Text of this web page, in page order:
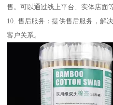
售。可以通过线上平台、实体店面
10. 售后服务：提供售后服务，解
客户关系。